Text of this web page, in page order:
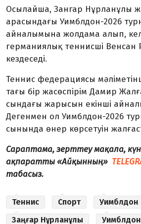
Осылайша, Зангар Нұрланұлы
арасындағы Уимблдон-2026
айналымына жолдама алып,
германиялық теннисші Венсан
кездеседі.
Теннис федерациясы
тағы бір жасөспірім Дамир
сындағы жарысын екінші
Дегенмен ол Уимблдон-2026
сынында өнер көрсетуін
Сараптама, зерттеу мақала,
ақпаратты «Айқынның»
табасыз.
Теннис Спорт
Уимблдон
Заңғар Нұрланұлы